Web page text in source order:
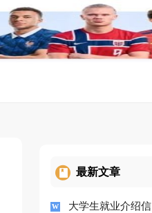
最新文章
大学生就业介绍信